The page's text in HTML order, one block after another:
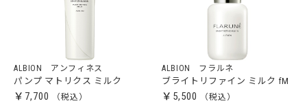
ALBION アンフィネス
パンプ マトリクス ミルク
￥7,700
ALBION フラルネ
ブライトリファイン ミルク fM
￥5,500